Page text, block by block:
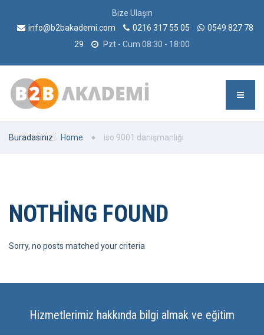
Bize Ulaşın
info@b2bakademi.com
0216 317 55 05
0549 827 78
29
Pzt - Cum 08:30 - 18:00
Buradasınız: Home iso 9001 danışmanlığı
NOTHING FOUND
Sorry, no posts matched your criteria
Hizmetlerimiz hakkında bilgi almak ve eğitim